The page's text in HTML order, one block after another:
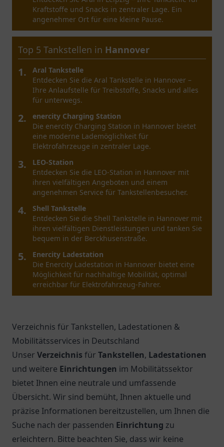
Fahrzeugpflege.
Top 5 Tankstellen inLeipzig
1.
Aral LKW / Truck Station
Entdecken Sie die Aral LKW / Truck Station in
Leipzig, einen möglichen Anlaufpunkt für Reisende
und Berufskraftfahrer.
Aral Tankstelle
Die Aral Tankstelle in Leipzig bietet nicht nur
Kraftstoffe, sondern auch eine freundliche
Atmosphäre und verschiedene Snacks für
Reisende.
BAVARIA petrol
Entdecken Sie die vielseitigen Möglichkeiten bei
BAVARIA petrol in Leipzig. Freundlicher Service und
praktische Dienstleistungen erwarten Sie.
LNG Tankstelle BarMalGas GmbH
Leipzig/Schkeuditz
Entdecken Sie die LNG Tankstelle BarMalGas GmbH
in Leipzig/Schkeuditz – eine moderne Wahl für
umweltfreundliches Tanken.
5.
Aral
Entdecken Sie Aral in Leipzig – Ihre Tankstelle für
Kraftstoffe und Snacks in zentraler Lage. Ein
angenehmer Ort für eine kleine Pause.
Verzeichnis für Tankstellen, Ladestationen &
Mobilitätsservices in Deutschland
Unser Verzeichnis für Tankstellen, Ladestationen
und weitere Einrichtungen im Mobilitätssektor
bietet Ihnen eine neutrale und umfassende
Übersicht. Wir sind bemüht, Ihnen aktuelle und
präzise Informationen bereitzustellen, um Ihnen die
Suche nach der passenden Einrichtung zu
erleichtern. Bitte beachten Sie, dass wir keine